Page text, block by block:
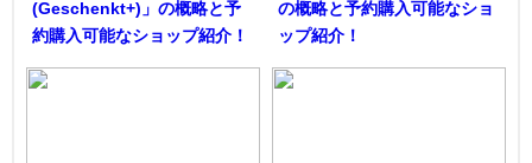
(Geschenkt+)」の概略と予
約購入可能なショップ紹介！
の概略と予約購入可能なショ
ップ紹介！